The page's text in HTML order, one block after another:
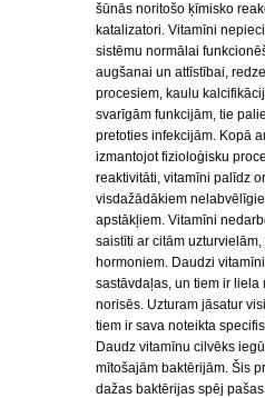
šūnās noritošo ķīmisko
katalizatori. Vitamīni
sistēmu normālai
augšanai un attīstībai,
procesiem, kaulu
svarīgām funkcijām, tie
pretoties infekcijām. Kopā
izmantojot fizioloģisku
reaktivitāti, vitamīni palīdz
visdažādākiem
apstākļiem. Vitamīni
saistīti ar citām
hormoniem. Daudzi
sastāvdaļas, un tiem ir liela
norisēs. Uzturam jāsatur
tiem ir sava noteikta
Daudz vitamīnu cilvēks
mītošajām baktērijām. Šis
dažas baktērijas spēj